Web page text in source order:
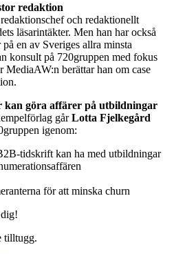
redaktion
och redaktionellt
läsarintäkter. Men han har också
en av Sveriges allra minsta
konsult på 720gruppen med fokus
MediaAW:n berättar han om case
kan göra affärer på utbildningar
gårLotta Fjelkegård
igenom:
tidskrift kan ha med utbildningar
för att minska churn
tilltugg.